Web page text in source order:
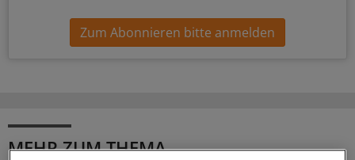
Zum Abonnieren bitte anmelden
MEHR ZUM THEMA